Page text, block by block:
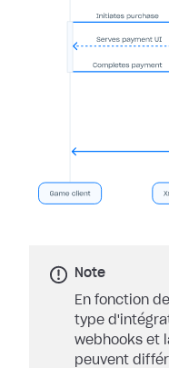
Note
En fonction
type
webhooks et
peuvent